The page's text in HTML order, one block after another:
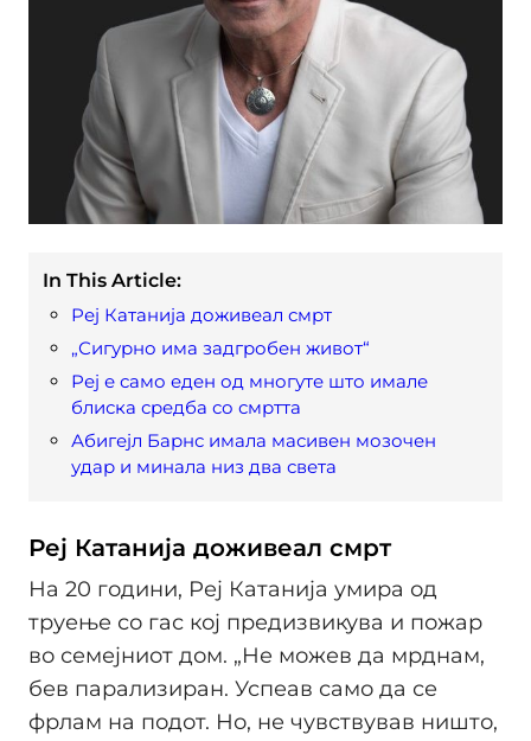
In This Article:
Реј Катанија доживеал смрт
„Сигурно има задгробен живот“
Реј е само еден од многуте што имале
блиска средба со смртта
Абигејл Барнс имала масивен мозочен
удар и минала низ два света
Реј Катанија доживеал смрт
На 20 години, Реј Катанија умира од
труење со гас кој предизвикува и пожар
во семејниот дом. „Не можев да мрднам,
бев парализиран. Успеав само да се
фрлам на подот. Но, не чувствував ништо,